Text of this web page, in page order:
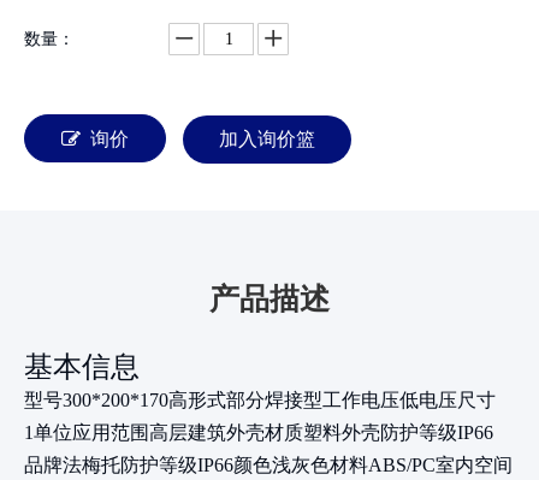
数量：
询价 加入询价篮
产品描述
基本信息
型号300*200*170高形式部分焊接型工作电压低电压尺寸
1单位应用范围高层建筑外壳材质塑料外壳防护等级IP66
品牌法梅托防护等级IP66颜色浅灰色材料ABS/PC室内空间